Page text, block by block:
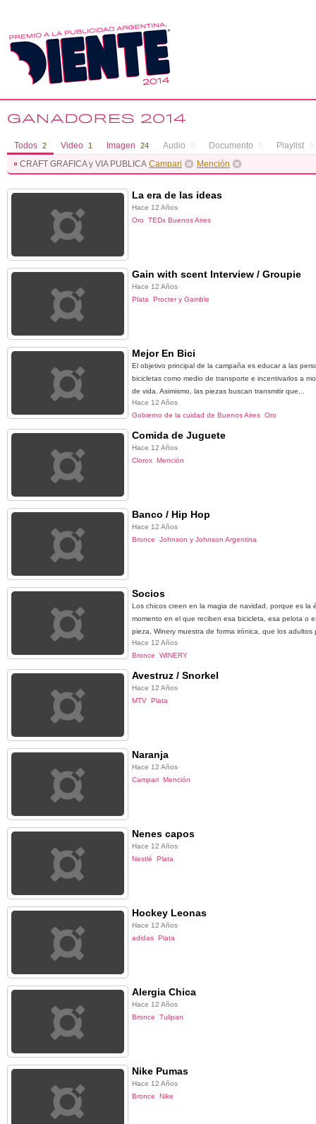
Todos 2 Video 1 Imagen 24 Audio Documento Playlist
CRAFT GRAFICA y VIA PUBLICA Campari Mención
La era de las ideas
Hace 12 Años
Oro
TEDx Buenos Aires
Gain with scent Interview / Groupie
Hace 12 Años
Plata
Procter y Gamble
Mejor En Bici
El objetivo principal de la campaña es educar a las
bicicletas como medio de transporte e incentivarlos a
de vida. Asimismo, las piezas buscan transmitir que...
Hace 12 Años
Gobierno de la cuidad de Buenos Aires Oro
Comida de Juguete
Hace 12 Años
Clorox Mención
Banco / Hip Hop
Hace 12 Años
Bronce
Johnson y Johnson Argentina
Socios
Los chicos creen en la magia de navidad, porque es la
momento en el que reciben esa bicicleta, esa pelota o
pieza, Winery muestra de forma irónica, que los adultos
Hace 12 Años
Bronce
WINERY
Avestruz / Snorkel
Hace 12 Años
MTV Plata
Naranja
Hace 12 Años
Campari Mención
Nenes capos
Hace 12 Años
Nestlé
Plata
Hockey Leonas
Hace 12 Años
adidas Plata
Alergia Chica
Hace 12 Años
Bronce
Tulipan
Nike Pumas
Hace 12 Años
Bronce
Nike